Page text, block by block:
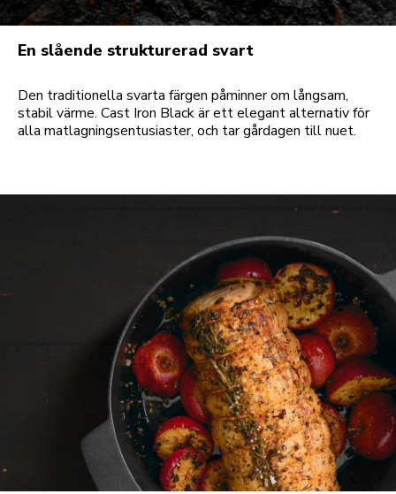
En slående strukturerad svart
Den traditionella svarta färgen påminner om långsam,
stabil värme. Cast Iron Black är ett elegant alternativ för
alla matlagningsentusiaster, och tar gårdagen till nuet.